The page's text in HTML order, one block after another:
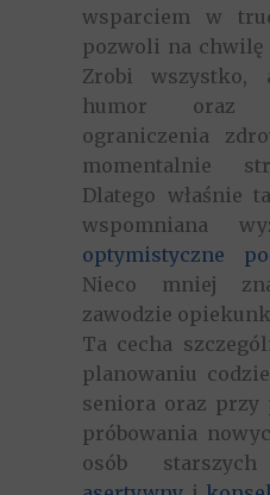
wsparciem w
pozwoli na chwilę
Zrobi wszystko,
humor oraz
ograniczenia
momentalnie
Dlatego właśnie
wspomniana
optymistyczne
Nieco mniej
zawodzie
Ta cecha
planowaniu
seniora oraz przy
próbowania
osób